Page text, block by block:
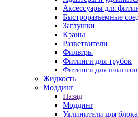
Аксессуары для
Быстроразъемные
Заглушки
Краны
Разветвители
Фильтры
Фитинги для трубок
Фитинги для шлангов
Жидкость
Моддинг
Назад
Моддинг
Удлинители для